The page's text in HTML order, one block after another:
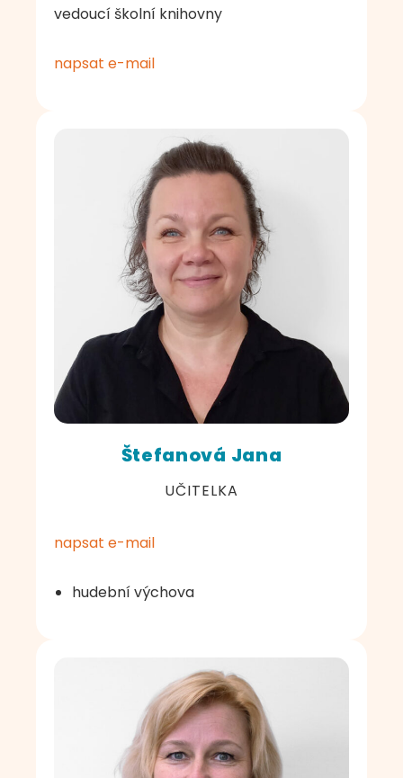
vedoucí školní knihovny
napsat e-mail
Štefanová Jana
UČITELKA
napsat e-mail
hudební výchova